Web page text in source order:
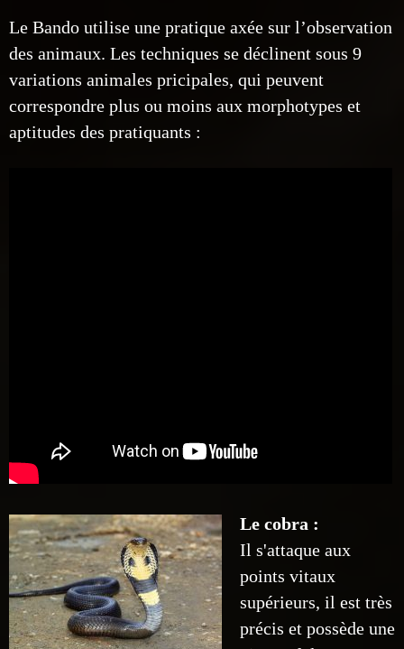
Le Bando utilise une pratique axée sur l’observation
des animaux. Les techniques se déclinent sous 9
variations animales pricipales, qui peuvent
correspondre plus ou moins aux morphotypes et
aptitudes des pratiquants :
Le cobra :
Il s'attaque aux
points vitaux
supérieurs, il est très
précis et possède une